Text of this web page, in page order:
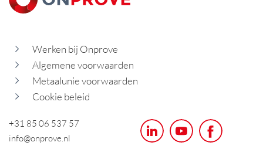
+31 85 06 537 57
info@onprove.nl
Werken bij Onprove
Algemene voorwaarden
Metaalunie voorwaarden
Cookie beleid